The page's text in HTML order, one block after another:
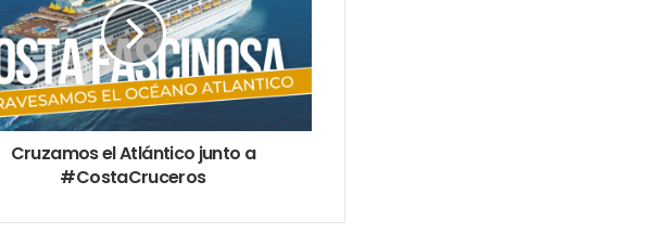
Cruzamos el Atlántico junto a
#CostaCruceros